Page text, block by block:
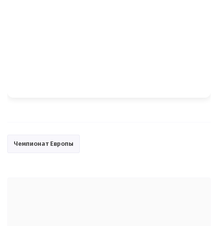
Чемпионат Европы